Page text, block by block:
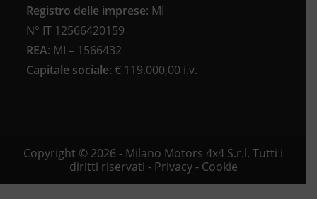
Registro delle imprese: MI
N° IT 12566420159
REA: MI – 1566432
Capitale sociale: € 119.000,00 i.v.
Copyright © 2026 - Milano Motors 4x4 S.r.l. Tutti i
diritti riservati - Privacy- Cookie